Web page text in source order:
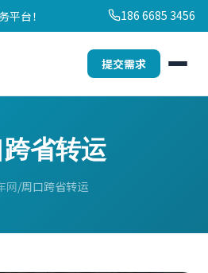
平台！ 186 6685 3456
提交需求
省转运
网 周口跨省转运